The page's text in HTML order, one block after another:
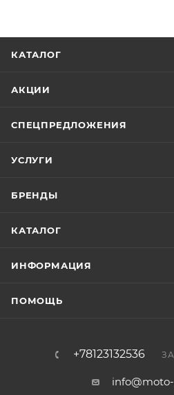
КАТАЛОГ
АКЦИИ
СПЕЦПРЕДЛОЖЕНИЯ
УСЛУГИ
БРЕНДЫ
КАТАЛОГ
ИНФОРМАЦИЯ
ПОМОЩЬ
+78123132536